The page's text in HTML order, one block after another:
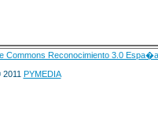
Commons Reconocimiento 3.0
PYMEDIA